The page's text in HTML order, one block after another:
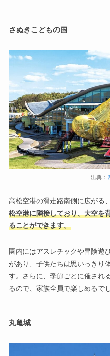
さぬきこどもの国
出典：
高松空港の滑走路南側に広がる
松空港に隣接しており、大空を
ることができます。
園内にはアスレチックや冒険遊
があり、子供たちは思いっきり
す。さらに、季節ごとに催され
るので、家族全員で楽しめるでし
丸亀城